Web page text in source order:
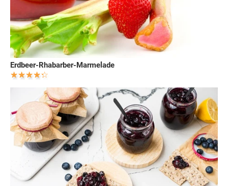
Erdbeer-Rhabarber-Marmelade